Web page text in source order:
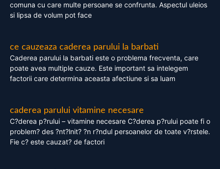
comuna cu care multe persoane se confrunta. Aspectul uleios
si lipsa de volum pot face
ce cauzeaza caderea parului la barbati
Caderea parului la barbati este o problema frecventa, care
poate avea multiple cauze. Este important sa intelegem
factorii care determina aceasta afectiune si sa luam
caderea parului vitamine necesare
C?derea p?rului – vitamine necesare C?derea p?rului poate fi o
problem? des ?nt?lnit? ?n r?ndul persoanelor de toate v?rstele.
Fie c? este cauzat? de factori